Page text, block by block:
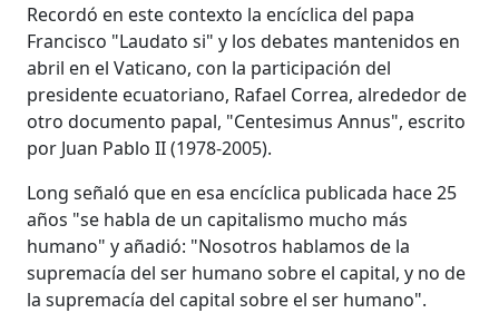
Recordó en este contexto la encíclica del papa
Francisco "Laudato si" y los debates mantenidos en
abril en el Vaticano, con la participación del
presidente ecuatoriano, Rafael Correa, alrededor de
otro documento papal, "Centesimus Annus", escrito
por Juan Pablo II (1978-2005).
Long señaló que en esa encíclica publicada hace 25
años "se habla de un capitalismo mucho más
humano" y añadió: "Nosotros hablamos de la
supremacía del ser humano sobre el capital, y no de
la supremacía del capital sobre el ser humano".